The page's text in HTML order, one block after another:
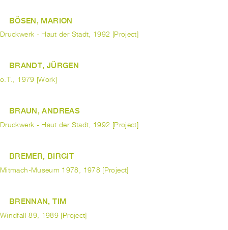
BÖSEN, MARION
Druckwerk - Haut der Stadt, 1992 [Project]
BRANDT, JÜRGEN
o.T., 1979 [Work]
BRAUN, ANDREAS
Druckwerk - Haut der Stadt, 1992 [Project]
BREMER, BIRGIT
Mitmach-Museum 1978, 1978 [Project]
BRENNAN, TIM
Windfall 89, 1989 [Project]